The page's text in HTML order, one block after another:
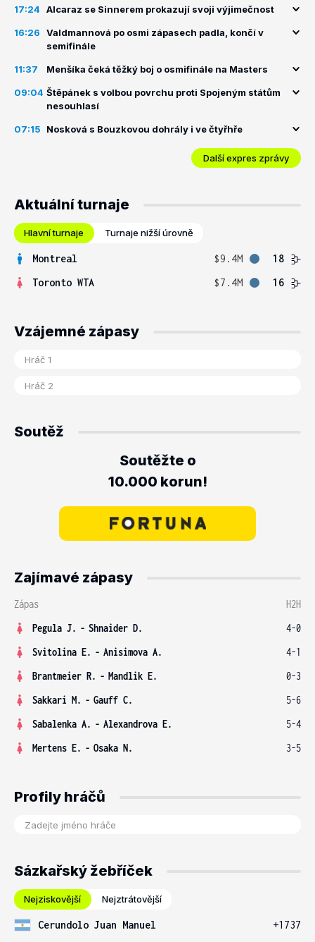
17:24 Alcaraz se Sinnerem prokazují svoji výjimečnost
16:26
Valdmannová po osmi zápasech padla, končí v
semifinále
11:37 Menšíka čeká těžký boj o osmifinále na Masters
09:04 Štěpánek s volbou povrchu proti Spojeným státům
nesouhlasí
07:15 Nosková s Bouzkovou dohrály i ve čtyřhře
Další expres zprávy
Aktuální turnaje
Hlavní turnaje Turnaje nižší úrovně
Montreal $9.4M
18
Toronto WTA
$7.4M 16
Vzájemné zápasy
Soutěž
Soutěžte o
10.000 korun!
Zajímavé zápasy
Zápas
H2H
Pegula J. - Shnaider D.
4-0
Svitolina E. - Anisimova A.
4-1
Brantmeier R. - Mandlik E.
0-3
Sakkari M. - Gauff C.
5-6
Sabalenka A. - Alexandrova E.
5-4
Mertens E. - Osaka N. 3-5
Profily hráčů
Sázkařský žebříček
Nejziskovější Nejztrátovější
Cerundolo Juan Manuel
+1737